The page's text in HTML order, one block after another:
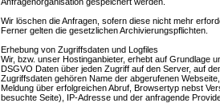
Wir löschen die Anfragen, sofern diese nicht mehr
Ferner gelten die gesetzlichen Archivierungspflichten.
Erhebung von Zugriffsdaten und Logfiles
Wir, bzw. unser Hostinganbieter, erhebt auf Grundlage
DSGVO Daten über jeden Zugriff auf den Server, auf
Zugriffsdaten gehören Name der abgerufenen
Meldung über erfolgreichen Abruf, Browsertyp nebst
besuchte Seite), IP-Adresse und der anfragende